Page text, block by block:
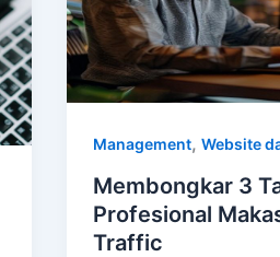
Management, Website
Membongkar 3
Profesional
Traffic